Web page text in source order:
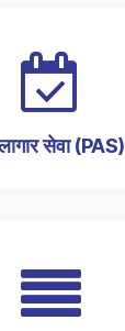
सेवा (PAS)